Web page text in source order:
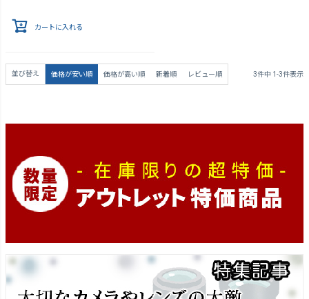
カートに入れる
並び替え 価格が安い順 価格が高い順 新着順 レビュー順 3件中 1 -3件表示